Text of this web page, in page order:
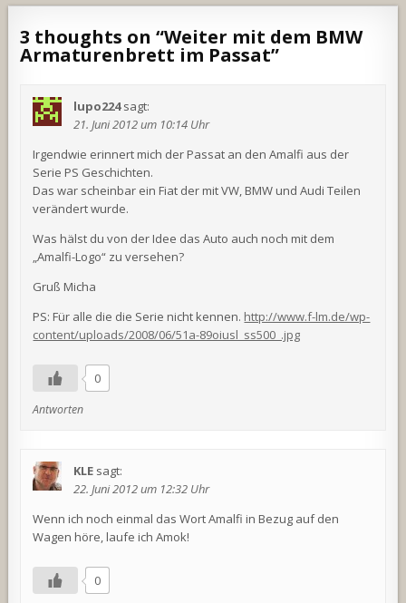
3 thoughts on “Weiter mit dem BMW
Armaturenbrett im Passat”
lupo224sagt:
21. Juni 2012 um 10:14 Uhr
Irgendwie erinnert mich der Passat an den Amalfi aus der
Serie PS Geschichten.
Das war scheinbar ein Fiat der mit VW, BMW und Audi Teilen
verändert wurde.
Was hälst du von der Idee das Auto auch noch mit dem
„Amalfi-Logo“ zu versehen?
Gruß Micha
PS: Für alle die die Serie nicht kennen. http://www.f-lm.de/wp-
content/uploads/2008/06/51a-89oiusl_ss500_.jpg
0
Antworten
KLE sagt:
22. Juni 2012 um 12:32 Uhr
Wenn ich noch einmal das Wort Amalfi in Bezug auf den
Wagen höre, laufe ich Amok!
0